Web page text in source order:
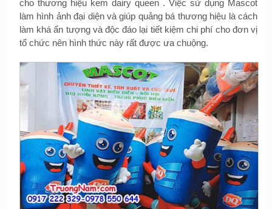
cho thương hiệu kem dairy queen . Việc sử dụng Mascot
làm hình ảnh đại diện và giúp quảng bá thương hiệu là cách
làm khá ấn tượng và độc đáo lại tiết kiệm chi phí cho đơn vị
tổ chức nên hình thức này rất được ưa chuộng.